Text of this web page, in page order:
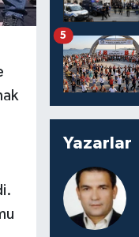
5
Yazarlar